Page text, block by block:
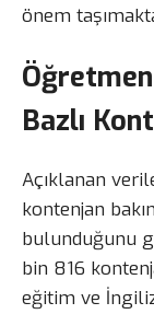
önem
Bazlı
Açıklanan
kontenjan
bulunduğunu
bin 816
eğitim ve